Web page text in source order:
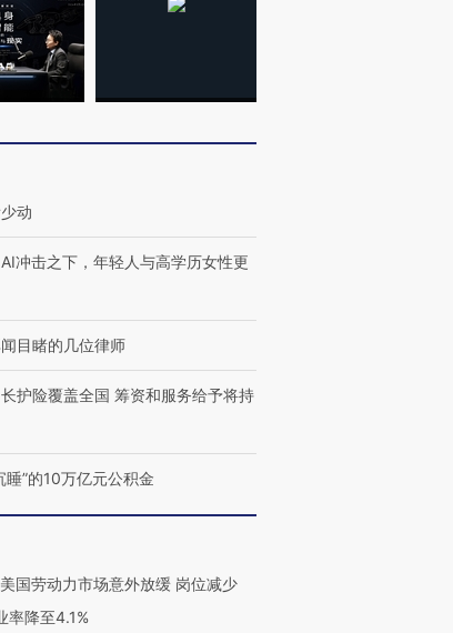
动
AI冲击之下，年轻人与高学历女性更
目睹的几位律师
长护险覆盖全国 筹资和服务给予将持
睡”的10万亿元公积金
国劳动力市场意外放缓 岗位减少
率降至4.1%